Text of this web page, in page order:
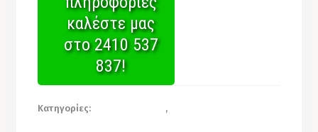
καλέστε μας
στο 2410 537
837!
Κατηγορίες: ,